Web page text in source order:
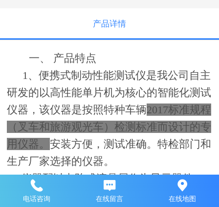
产品详情
一、 产品特点
1 、便携式制动性能测试仪是我公司自主
研发的以高性能单片机为核心的智能化测试
仪器，该仪器是按照特种车辆2017标准规程
（叉车和旅游观光车）检测标准而设计的专
用仪器。 安装方便，测试准确。特检部门和
生产厂家选择的仪器。
仪器配以点阵式液晶屏作为显示器件，
汉字提示实时显示测试数据，配有内置打印
电话咨询 在线留言 在线地图